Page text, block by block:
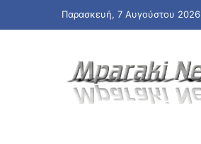
Παρασκευή, 7 Αυγούστου 2026